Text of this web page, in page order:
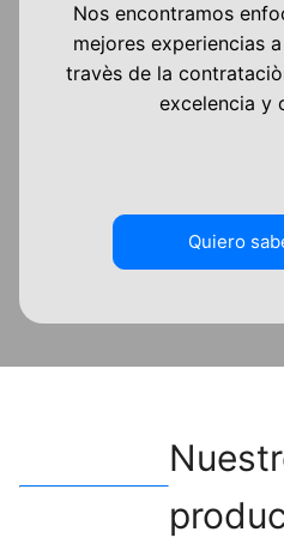
Nos encontramos
mejores experiencias
travès de la
excelencia y
Quiero